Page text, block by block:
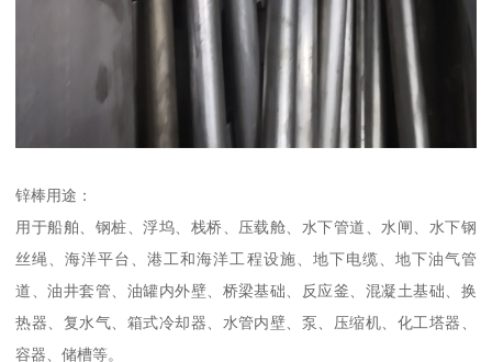
锌棒用途：
用于船舶、钢桩、浮坞、栈桥、压载舱、水下管道、水闸、水下钢
丝绳、海洋平台、港工和海洋工程设施、地下电缆、地下油气管
道、油井套管、油罐内外壁、桥梁基础、反应釜、混凝土基础、换
热器、复水气、箱式冷却器、水管内壁、泵、压缩机、化工塔器、
容器、储槽等。